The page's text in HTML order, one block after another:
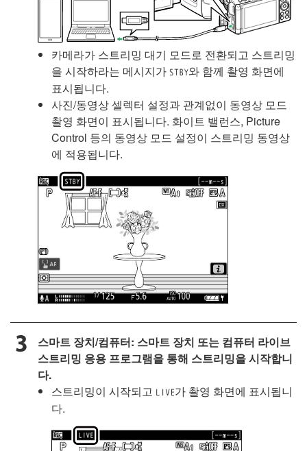
카메라가 스트리밍 대기 모드로 전환되고 스트리밍
을 시작하라는 메시지가 u와 함께 촬영 화면에
표시됩니다.
사진/동영상 셀렉터 설정과 관계없이 동영상 모드
촬영 화면이 표시됩니다. 화이트 밸런스, Picture
Control 등의 동영상 모드 설정이 스트리밍 동영상
에 적용됩니다.
스마트 장치/컴퓨터: 스마트 장치 또는 컴퓨터 라이브
스트리밍 응용 프로그램을 통해 스트리밍을 시작합니
다.
스트리밍이 시작되고 w가 촬영 화면에 표시됩니
다.